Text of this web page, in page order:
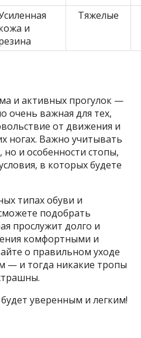
и
Тяжелые
и активных прогулок —
очень важная для тех,
от движения и
ногах. Важно учитывать
но и особенности стопы,
в которых будете
типах обуви и
подобрать
прослужит долго и
комфортными и
о правильном уходе
— и тогда никакие тропы
уверенным и легким!